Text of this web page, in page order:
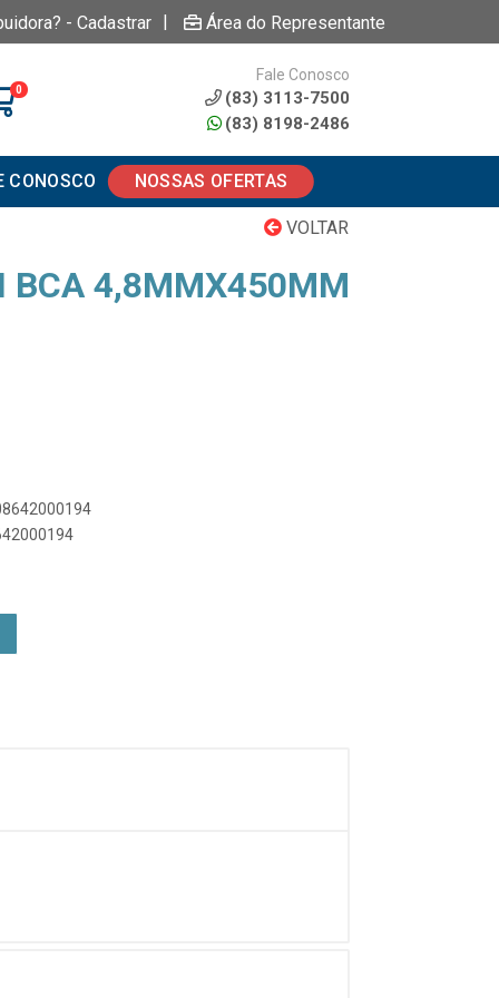
- Cadastrar | Área do Representante
0
Fale Conosco
(83) 3113-7500
(83) 8198-2486
CONOSCO NOSSAS OFERTAS
VOLTAR
BCA 4,8MMX450MM